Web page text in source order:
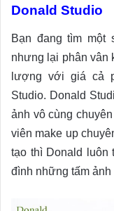
Donald Studio
Bạn đang tìm một
nhưng lại phân vân
lượng với giá cả
Studio. Donald
ảnh vô cùng
viên make up
tạo thì Donald luôn
đình những tấm ảnh